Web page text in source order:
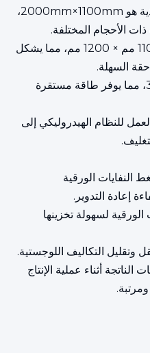
منفذ تغذية واسع: حجم منفذ التغذية هو 2000mm×1100mm،
الأحجام المختلفة.
التعبئة الفعالة: حجم العبوة هو 1100 مم × 1200 مم، مما يشكل
السهلة.
قوية: مجهزة بمحركات 2×30kW، مما يوفر طاقة مستقرة
للنظام الهيدروليكي إلى
النفايات الورقية
إعادة التدوير.
الورقية لسهولة تخزينها
وتقليل التكاليف اللوجستية.
الناتجة أثناء عملية الإنتاج